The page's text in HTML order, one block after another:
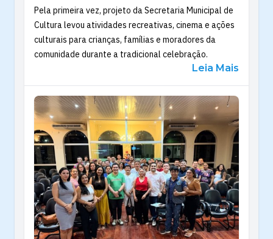
Pela primeira vez, projeto da Secretaria Municipal de
Cultura levou atividades recreativas, cinema e ações
culturais para crianças, famílias e moradores da
comunidade durante a tradicional celebração.
Leia Mais